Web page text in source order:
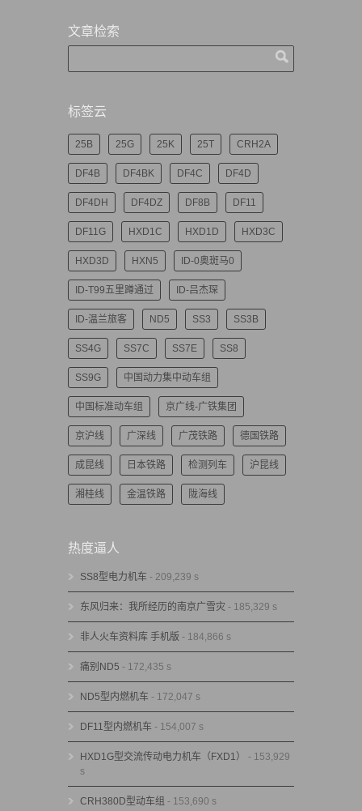
文章检索
标签云
25B 25G 25K 25T CRH2A
DF4B DF4BK DF4C DF4D
DF4DH DF4DZ DF8B DF11
DF11G HXD1C HXD1D HXD3C
HXD3D HXN5 ID-0奥斑马0
ID-T99五里蹲通过 ID-吕杰琛
ID-温兰旅客 ND5 SS3 SS3B
SS4G SS7C SS7E SS8
SS9G 中国动力集中动车组
中国标准动车组 京广线-广铁集团
京沪线 广深线 广茂铁路 德国铁路
成昆线 日本铁路 检测列车 沪昆线
湘桂线 金温铁路 陇海线
热度逼人
SS8型电力机车 - 209,239 s
东风归来：我所经历的南京广雪灾 - 185,329 s
非人火车资料库 手机版 - 184,866 s
痛别ND5 - 172,435 s
ND5型内燃机车 - 172,047 s
DF11型内燃机车 - 154,007 s
HXD1G型交流传动电力机车（FXD1）
- 153,929
s
CRH380D型动车组 - 153,690 s